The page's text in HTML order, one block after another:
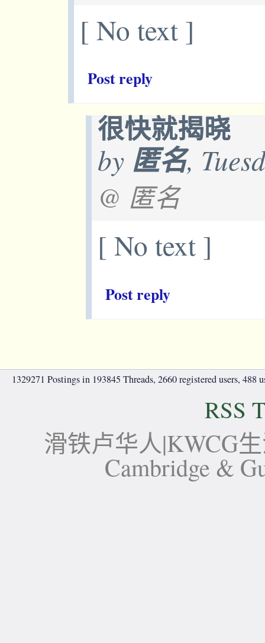
[ No text ]
Post reply
很快就揭晓
by 匿名,
@ 匿名
[ No text ]
Post reply
1329271 Postings in 193845 Threads, 2660 registered users, 488
RSS
滑铁卢华人|KWCG
Cambridge &